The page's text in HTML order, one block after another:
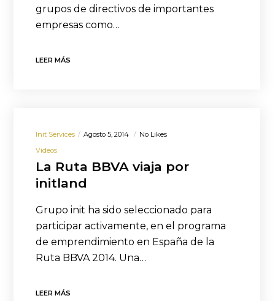
grupos de directivos de importantes
empresas como…
LEER MÁS
Init Services Agosto 5, 2014
No Likes
Videos
La Ruta BBVA viaja por
initland
Grupo init ha sido seleccionado para
participar activamente, en el programa
de emprendimiento en España de la
Ruta BBVA 2014. Una…
LEER MÁS